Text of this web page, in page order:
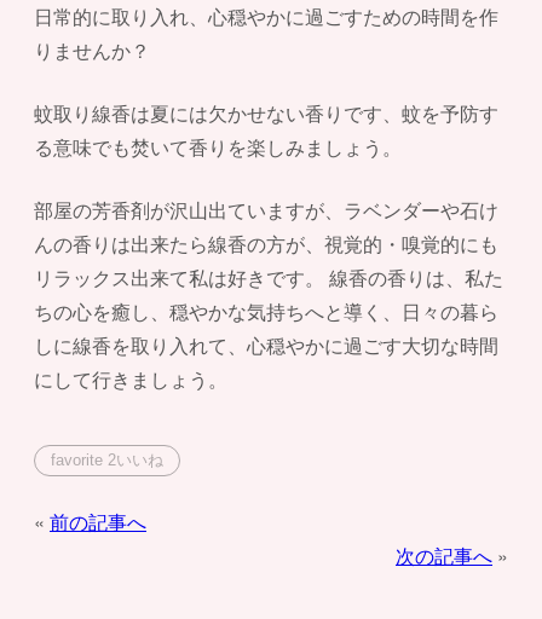
日常的に取り入れ、心穏やかに過ごすための時間を作
りませんか？
蚊取り線香は夏には欠かせない香りです、蚊を予防す
る意味でも焚いて香りを楽しみましょう。
部屋の芳香剤が沢山出ていますが、ラベンダーや石け
んの香りは出来たら線香の方が、視覚的・嗅覚的にも
リラックス出来て私は好きです。 線香の香りは、私た
ちの心を癒し、穏やかな気持ちへと導く、日々の暮ら
しに線香を取り入れて、心穏やかに過ごす大切な時間
にして行きましょう。
favorite 2いいね
投前の記事へ
次の記事へ